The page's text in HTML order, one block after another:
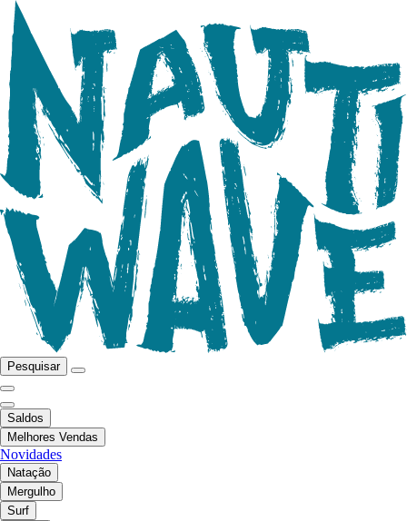
Pesquisar
Saldos
Melhores Vendas
Novidades
Natação
Mergulho
Surf